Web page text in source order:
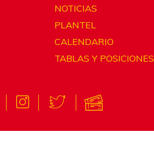
NOTICIAS
PLANTEL
CALENDARIO
TABLAS Y POSICIONES